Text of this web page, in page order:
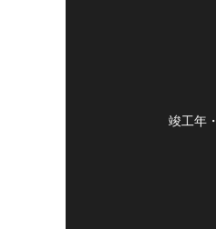
竣工年・